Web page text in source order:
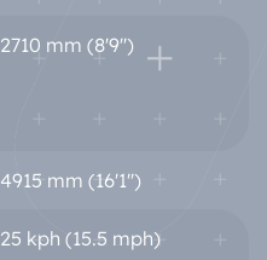
2710 mm (8'9'')
4915 mm (16'1'')
25 kph (15.5 mph)